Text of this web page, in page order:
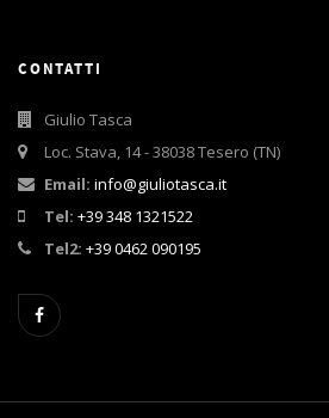
CONTATTI
Giulio Tasca
Loc. Stava, 14 - 38038 Tesero (TN)
Email: info@giuliotasca.it
Tel: +39 348 1321522
Tel2: +39 0462 090195